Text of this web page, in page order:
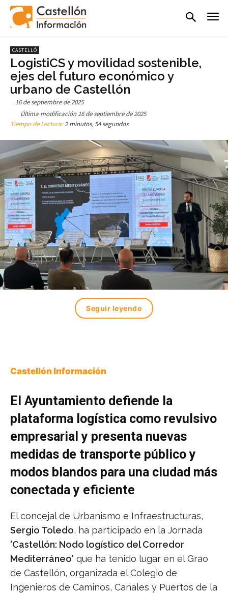
CASTELLÓ
LogistiCS y movilidad sostenible,
ejes del futuro económico y
urbano de Castellón
16 de septiembre de 2025
Última modificación 16 de septiembre de 2025
Tiempo de Lectura:2 minutos, 54 segundos
Seguir leyendo
Castellón Información
El Ayuntamiento defiende la
plataforma logística como revulsivo
empresarial y presenta nuevas
medidas de transporte público y
modos blandos para una ciudad más
conectada y eficiente
El concejal de Urbanismo e Infraestructuras,
Sergio Toledo, ha participado en la Jornada
'Castellón: Nodo logístico del Corredor
Mediterráneo' que ha tenido lugar en el Grao
de Castellón, organizada el Colegio de
Ingenieros de Caminos, Canales y Puertos de la